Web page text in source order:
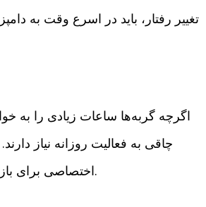
تغییر رفتار، باید در اسرع وقت به
اگرچه گربه‌ها ساعات زیادی را
چاقی به فعالیت روزانه نیاز
اختصاصی برای بازی با صاحب، به کاهش استرس و افزایش نشاط گربه کمک می‌کند.